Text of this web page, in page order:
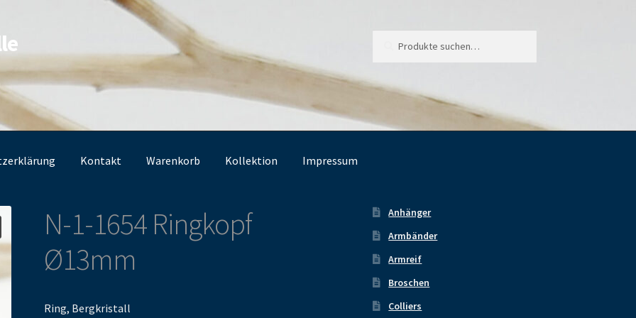
Kontakt Warenkorb Kollektion Impressum
N-1-1654 Ringkopf
Ø13mm
Ring, Bergkristall
Anhänger
Armbänder
Armreif
Broschen
Colliers